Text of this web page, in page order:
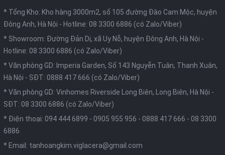
* Tổng Kho: Kho hàng 3000m2, số 105 đường Đào Cam Mộc, huyện
Đông Anh, Hà Nội - Hotline: 08 3300 6886 (có Zalo/Viber)
* Showroom: Đường Đản Dị, xã Uy Nỗ, huyện Đông Anh, Hà Nội -
Hotline: 08 3300 6886 (có Zalo/Viber)
* Văn phòng GD: Imperia Garden, Số 143 Nguyễn Tuân, Thanh Xuân,
Hà Nội - SĐT: 0888 417 666 (có Zalo/Viber)
* Văn phòng GD: Vinhomes Riverside Long Biên, Long Biên, Hà Nội -
SĐT: 08 3300 6886 (có Zalo/Viber)
* Điện thoại: 094 444 6899 - 0905 955 956 - 0888 417 666 - 08 3300
6886
* Email: tanhoangkim.viglacera@gmail.com